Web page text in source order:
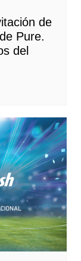
de
Pure.
del